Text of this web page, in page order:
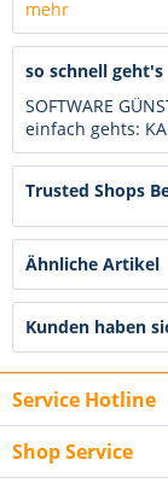
mehr
so schnell geht's
SOFTWARE
einfach gehts:
Trusted Shops
Ähnliche Artikel
Kunden haben
Service Hotline
Shop Service